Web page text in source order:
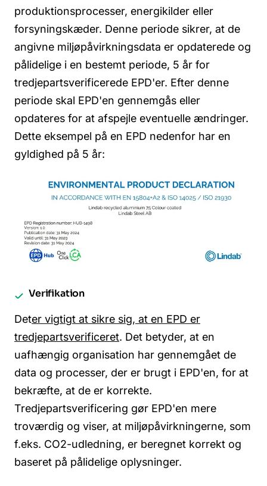
produktionsprocesser, energikilder eller
forsyningskæder. Denne periode sikrer, at de
angivne miljøpåvirkningsdata er opdaterede og
pålidelige i en bestemt periode, 5 år for
tredjepartsverificerede EPD'er. Efter denne
periode skal EPD'en gennemgås eller
opdateres for at afspejle eventuelle ændringer.
Dette eksempel på en EPD nedenfor har en
gyldighed på 5 år:
Verifikation
Deter vigtigt at sikre sig, at en EPD er
tredjepartsverificeret. Det betyder, at en
uafhængig organisation har gennemgået de
data og processer, der er brugt i EPD'en, for at
bekræfte, at de er korrekte.
Tredjepartsverificering gør EPD'en mere
troværdig og viser, at miljøpåvirkningerne, som
f.eks. CO2-udledning, er beregnet korrekt og
baseret på pålidelige oplysninger.